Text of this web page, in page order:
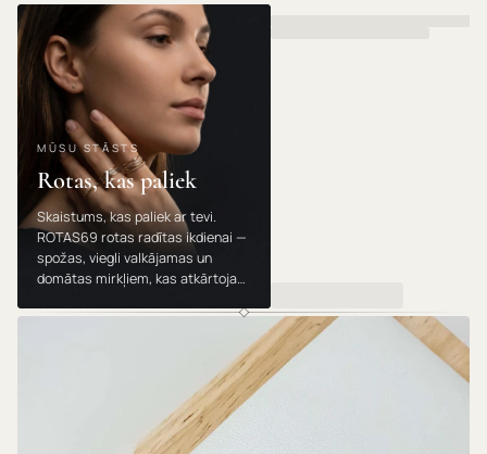
MŪSU STĀSTS
Rotas, kas paliek
Skaistums, kas paliek ar tevi.
ROTAS69 rotas radītas ikdienai —
spožas, viegli valkājamas un
domātas mirkļiem, kas atkārtojas.
gada.